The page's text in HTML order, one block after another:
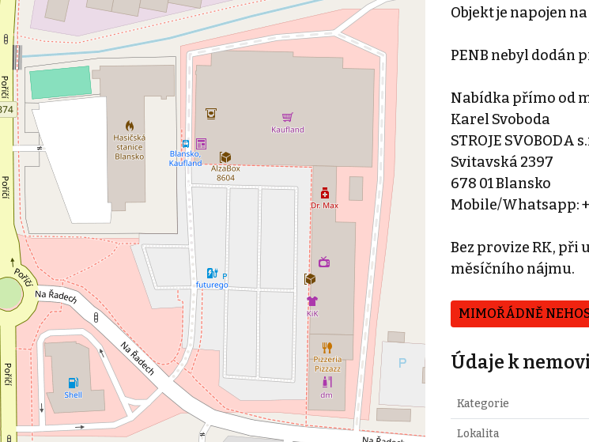
Objekt je napojen
PENB nebyl dodán
Nabídka přímo od
Karel Svoboda
STROJE SVOBODA
Svitavská 2397
678 01 Blansko
Mobile/Whatsapp:
Bez provize RK, při
měsíčního nájmu.
MIMOŘÁDNĚ
Údaje k
Kategorie
Lokalita